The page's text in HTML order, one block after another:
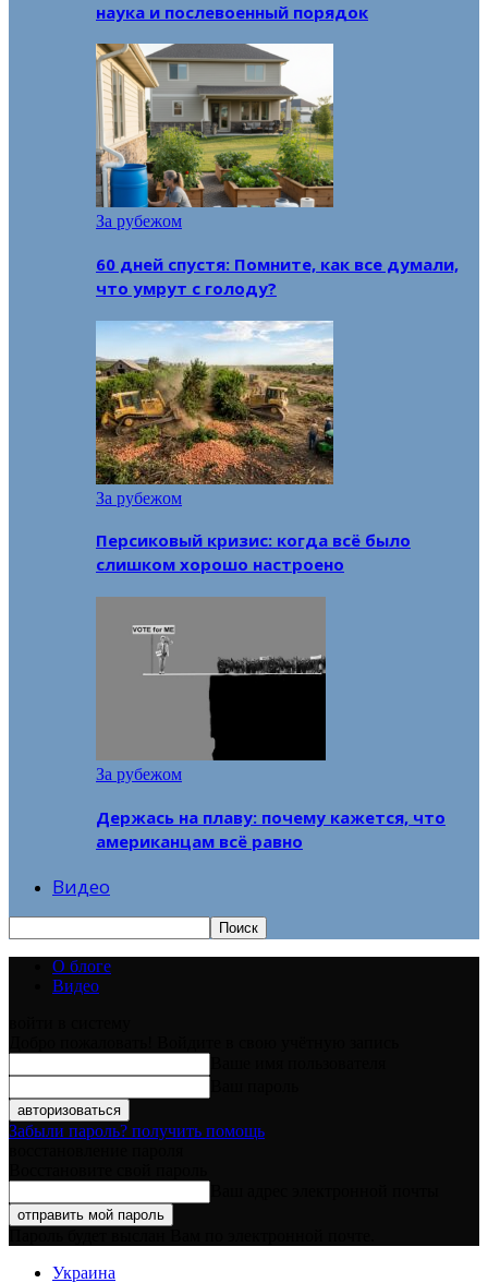
наука и послевоенный порядок
За рубежом
60 дней спустя: Помните, как все думали,
что умрут с голоду?
За рубежом
Персиковый кризис: когда всё было
слишком хорошо настроено
За рубежом
Держась на плаву: почему кажется, что
американцам всё равно
Видео
О блоге
Видео
Забыли пароль? получить помощь
Украина